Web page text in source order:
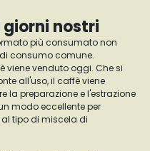
nostri
più consumato non
consumo comune.
viene venduto oggi. Che si
all'uso, il caffè viene
la preparazione e l'estrazione
modo eccellente per
tipo di miscela di